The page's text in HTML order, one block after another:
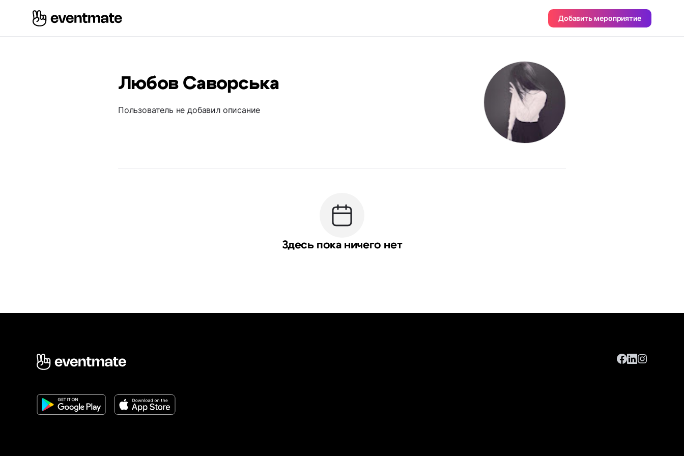
Добавить мероприятие
Любов Саворська
Пользователь не добавил описание
Здесь пока ничего нет